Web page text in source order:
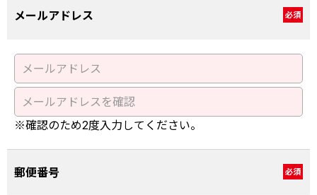
メールアドレス 必須
※確認のため2度入力してください。
郵便番号 必須